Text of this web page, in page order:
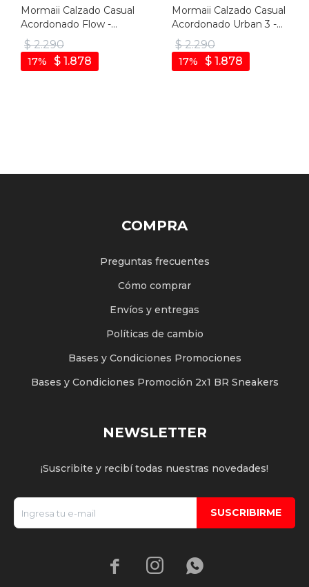
Mormaii Calzado Casual
Acordonado Flow -
Blanco - Blanco
$ 2.290
$ 1.878
17
Mormaii Calzado Casual
Acordonado Urban 3 -
Hielo
$ 2.290
$ 1.878
17
COMPRA
Preguntas frecuentes
Cómo comprar
Envíos y entregas
Políticas de cambio
Bases y Condiciones Promociones
Bases y Condiciones Promoción 2x1 BR Sneakers
NEWSLETTER
¡Suscribite y recibí todas nuestras novedades!
SUSCRIBIRME
  